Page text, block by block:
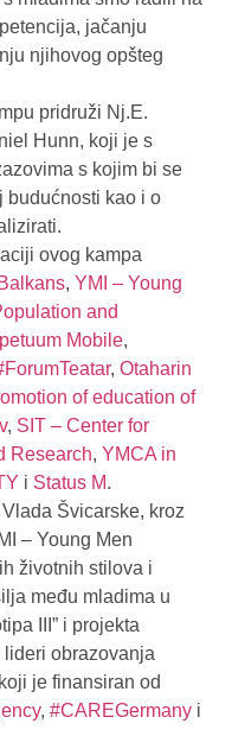
jačanju
njihovog opšteg
pridruži Nj.E.
Hunn, koji je s
s kojim bi se
budućnosti kao i o
ovog kampa
, YMI – Young
and
Mobile,
, Otaharin
of education of
, SIT – Center for
Research, YMCA in
i Status M.
Švicarske, kroz
– Young Men
životnih stilova i
među mladima u
III” i projekta
lideri obrazovanja
je finansiran od
, #CAREGermany i